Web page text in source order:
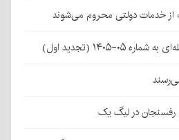
از خدمات دولتی محروم می‌شوند
۱۴۰۵ (تجدید اول)
در لیگ یک